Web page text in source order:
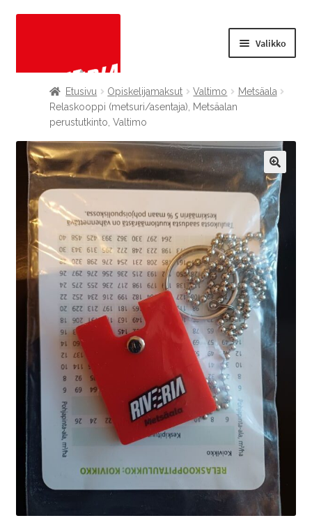
Valikko
OPISKELIJAMAKSUT
valikko
TODISTUSKOPIOT
AUTOPAIKKAMAKSUT
tason
valikko
KESÄYLIOPISTO
KANSANOPISTO
MUUT TUOTTEET
Etusivu Opiskelijamaksut Valtimo
Metsäala
Relaskooppi (metsuri/asentaja), Metsäalan
perustutkinto, Valtimo
🔍